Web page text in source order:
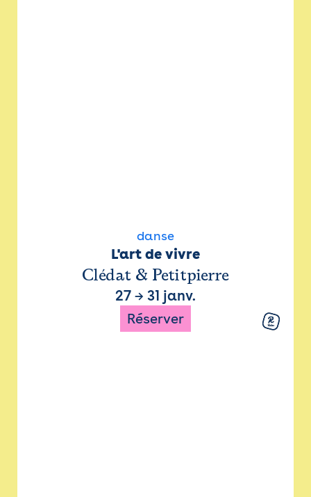
danse
L'art de vivre
Clédat & Petitpierre
27 → 31 janv.
Réserver